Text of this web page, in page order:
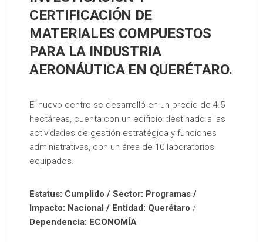
CERTIFICACIÓN DE
MATERIALES COMPUESTOS
PARA LA INDUSTRIA
AERONÁUTICA EN QUERÉTARO.
El nuevo centro se desarrolló en un predio de 4.5
hectáreas, cuenta con un edificio destinado a las
actividades de gestión estratégica y funciones
administrativas, con un área de 10 laboratorios
equipados.
Estatus: Cumplido / Sector: Programas /
Impacto: Nacional / Entidad: Querétaro /
Dependencia: ECONOMÍA